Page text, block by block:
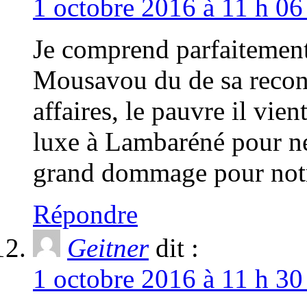
1 octobre 2016 à 11 h
Je comprend
Mousavou du de sa
affaires, le pauvre il
luxe à Lambaréné pour
grand dommage pour
Répondre
Geitner dit :
1 octobre 2016 à 11 h